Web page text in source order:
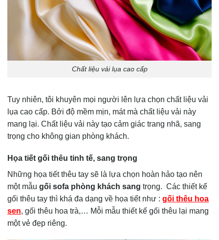
Chất liệu vải lụa cao cấp
Tuy nhiên, tôi khuyên mọi người lên lựa chọn chất liệu vải
lụa cao cấp. Bởi độ mềm mịn, mát mà chất liệu vải này
mang lại. Chất liệu vải này tạo cảm giác trang nhã, sang
trọng cho không gian phòng khách.
Họa tiết gối thêu tinh tế, sang trọng
Những họa tiết thêu tay sẽ là lựa chọn hoàn hảo tạo nên
một mẫu gối sofa phòng khách sang trọng. Các thiết kế
gối thêu tay thì khá đa dạng về họa tiết như : gối thêu hoa
sen, gối thêu hoa trà,… Mỗi mẫu thiết kế gối thêu lại mang
một vẻ đẹp riêng.